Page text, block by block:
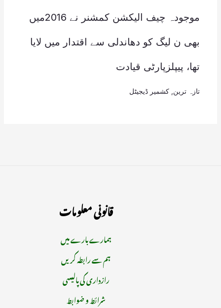
موجودہ چیف الیکشن کمشنر نے 2016میں
بھی ن لیگ کو دھاندلی سے اقتدار میں لایا
تھا، پیپلزپارٹی قیادت
تازہ ترین کشمیر ڈیجیٹل
قانونی معلومات
ہمارے بارے میں
ہم سے رابطہ کریں
رازداری کی پالیسی
شرائط و ضوابط